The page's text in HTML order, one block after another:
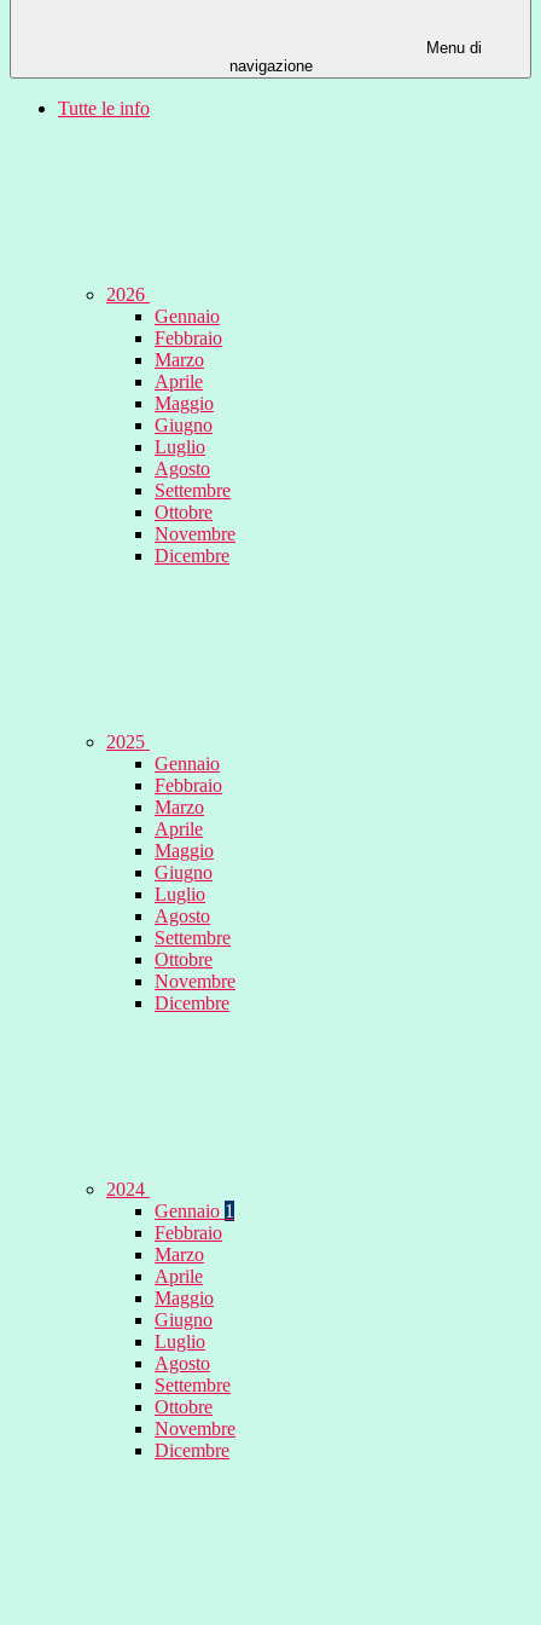
Menu di
navigazione
Tutte le info
2026
Gennaio
Febbraio
Marzo
Aprile
Maggio
Giugno
Luglio
Agosto
Settembre
Ottobre
Novembre
Dicembre
2025
Gennaio
Febbraio
Marzo
Aprile
Maggio
Giugno
Luglio
Agosto
Settembre
Ottobre
Novembre
Dicembre
2024
Gennaio 1
Febbraio
Marzo
Aprile
Maggio
Giugno
Luglio
Agosto
Settembre
Ottobre
Novembre
Dicembre